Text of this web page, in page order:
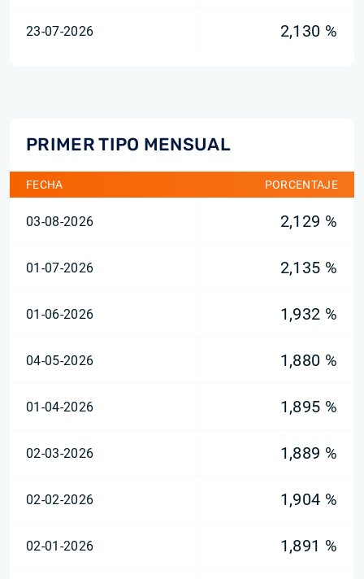
23-07-2026 2,130 %
PRIMER TIPO MENSUAL
FECHA PORCENTAJE
03-08-2026 2,129 %
01-07-2026 2,135 %
01-06-2026 1,932 %
04-05-2026 1,880 %
01-04-2026 1,895 %
02-03-2026 1,889 %
02-02-2026 1,904 %
02-01-2026 1,891 %